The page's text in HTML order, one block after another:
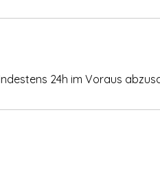
24h im Voraus